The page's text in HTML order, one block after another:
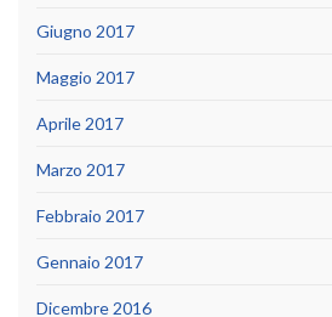
Giugno 2017
Maggio 2017
Aprile 2017
Marzo 2017
Febbraio 2017
Gennaio 2017
Dicembre 2016